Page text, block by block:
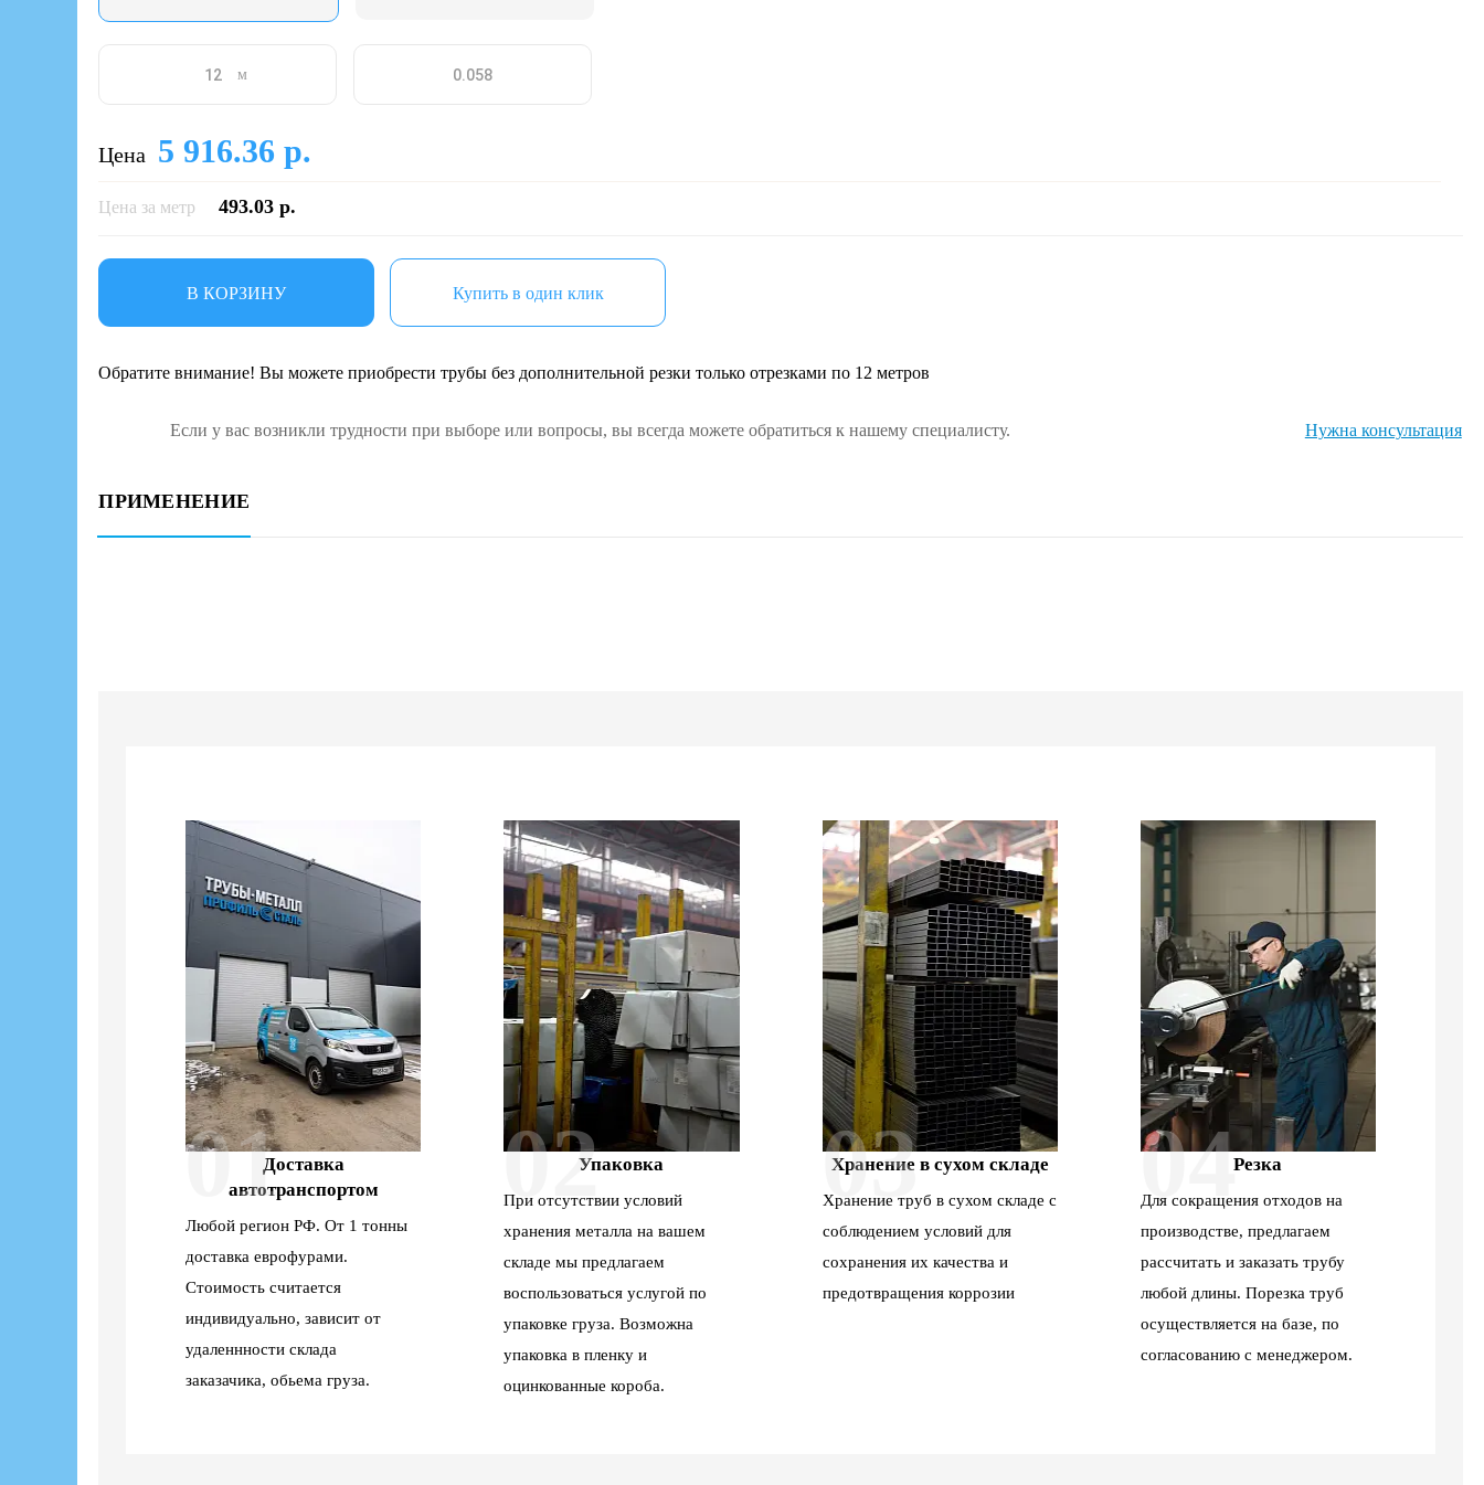
м
Цена 5 916.36 р.
Цена за метр 493.03 р.
В КОРЗИНУ Купить в один клик
Обратите внимание! Вы можете приобрести трубы без дополнительной резки только отрезками по 12 метров
Если у вас возникли трудности при выборе или вопросы, вы всегда можете обратиться к нашему специалисту. Нужна консультация
ПРИМЕНЕНИЕ
01Доставка
автотранспортом
Любой регион РФ. От 1 тонны
доставка еврофурами.
Стоимость считается
индивидуально, зависит от
удаленнности склада
заказачика, обьема груза.
02Упаковка
При отсутствии условий
хранения металла на вашем
складе мы предлагаем
воспользоваться услугой по
упаковке груза. Возможна
упаковка в пленку и
оцинкованные короба.
03
Хранение в сухом складе
Хранение труб в сухом складе с
соблюдением условий для
сохранения их качества и
предотвращения коррозии
04Резка
Для сокращения отходов на
производстве, предлагаем
рассчитать и заказать трубу
любой длины. Порезка труб
осуществляется на базе, по
согласованию с менеджером.